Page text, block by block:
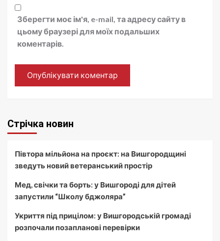
Зберегти моє ім'я, e-mail, та адресу сайту в
цьому браузері для моїх подальших
коментарів.
Стрічка новин
Півтора мільйона на проєкт: на Вишгородщині
зведуть новий ветеранський простір
Мед, свічки та борть: у Вишгороді для дітей
запустили “Школу бджоляра”
Укриття під прицілом: у Вишгородській громаді
розпочали позапланові перевірки